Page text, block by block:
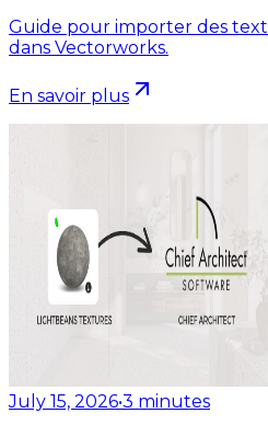
Guide pour importer des
dans Vectorworks.
En savoir plus
July 15, 2026•3 minutes